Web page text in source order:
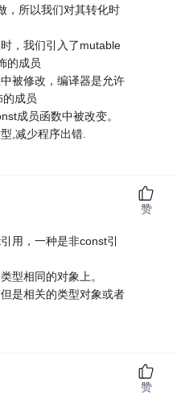
，所以我们对其转化时
，我们引入了mutable
的成员
被修改，编译器是允许
成员
成员函数中被改变。
,减少程序出错.
用，一种是非const引
型相同的对象上。
是相关的类型对象或者
赞
赞